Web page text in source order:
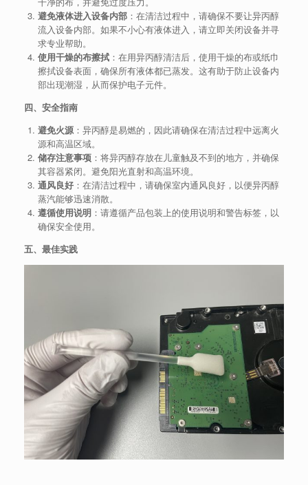
避免液体进入设备内部：在清洁过程中，请确保不要让异丙醇
流入设备内部。如果不小心有液体进入，请立即关闭设备并寻
求专业帮助。
使用干燥的布擦拭：在用异丙醇清洁后，使用干燥的布或纸巾
擦拭设备表面，确保所有液体都已蒸发。这有助于防止设备内
部出现潮湿，从而保护电子元件。
四、安全指南
避免火源：异丙醇是易燃的，因此请确保在清洁过程中远离火
源和高温区域。
储存注意事项：将异丙醇存放在儿童触及不到的地方，并确保
其容器紧闭。避免阳光直射和高温环境。
通风良好：在清洁过程中，请确保室内通风良好，以便异丙醇
蒸汽能够迅速消散。
遵循使用说明：请遵循产品包装上的使用说明和警告标签，以
确保安全使用。
五、最佳实践